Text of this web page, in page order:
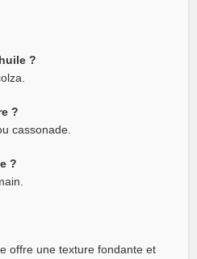
?
?
cassonade.
?
offre une texture fondante et